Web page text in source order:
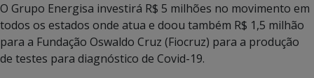
O Grupo Energisa investirá R$ 5 milhões no movimento em
todos os estados onde atua e doou também R$ 1,5 milhão
para a Fundação Oswaldo Cruz (Fiocruz) para a produção
de testes para diagnóstico de Covid-19.